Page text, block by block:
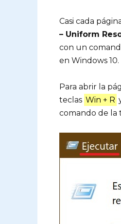
Casi cada
– Uniform
con un
en Windows 10.
Para abrir la
teclas Win + R
comando de la